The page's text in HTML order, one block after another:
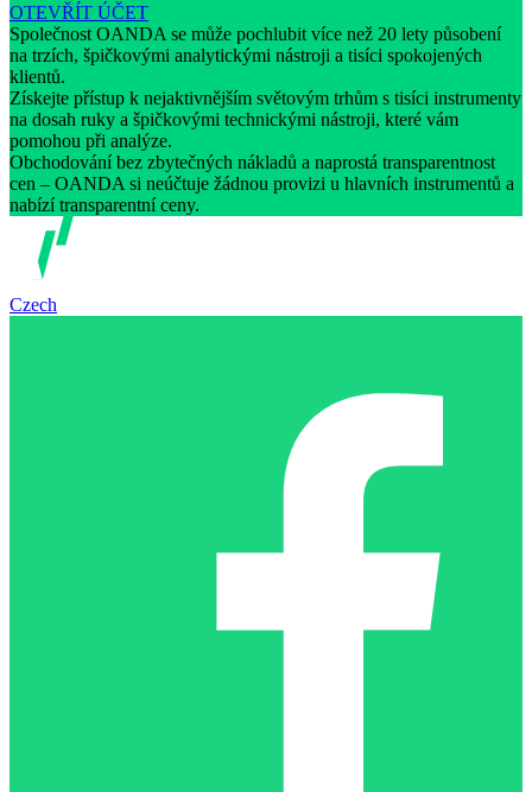
OTEVŘÍT ÚČET
Společnost OANDA se může pochlubit více než 20 lety působení
na trzích, špičkovými analytickými nástroji a tisíci spokojených
klientů.
Získejte přístup k nejaktivnějším světovým trhům s tisíci instrumenty
na dosah ruky a špičkovými technickými nástroji, které vám
pomohou při analýze.
Obchodování bez zbytečných nákladů a naprostá transparentnost
cen – OANDA si neúčtuje žádnou provizi u hlavních instrumentů a
nabízí transparentní ceny.
Czech